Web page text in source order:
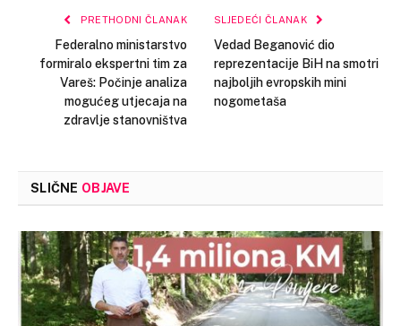
PRETHODNI ČLANAK
Federalno ministarstvo
formiralo ekspertni tim za
Vareš: Počinje analiza
mogućeg utjecaja na
zdravlje stanovništva
SLJEDEĆI ČLANAK
Vedad Beganović dio
reprezentacije BiH na smotri
najboljih evropskih mini
nogometaša
SLIČNE OBJAVE